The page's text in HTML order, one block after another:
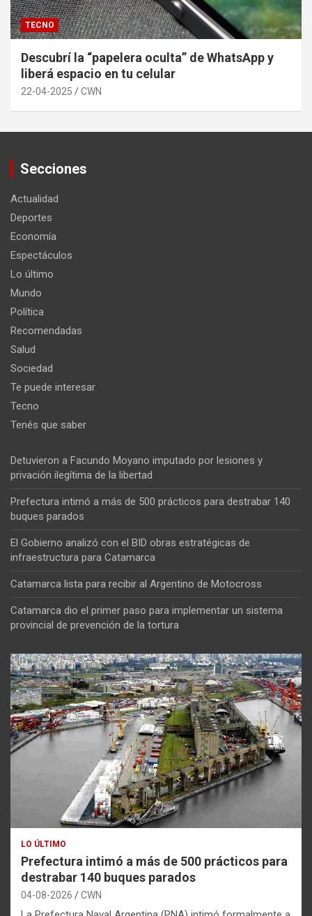
TECNO
Descubrí la “papelera oculta” de WhatsApp y
liberá espacio en tu celular
22-04-2025 CWN
Secciones
Actualidad
Deportes
Economía
Espectáculos
Lo último
Mundo
Política
Recomendadas
Salud
Sociedad
Te puede interesar
Tecno
Tenés que saber
Detuvieron a Facundo Moyano imputado por lesiones y
privación ilegítima de la libertad
Prefectura intimó a más de 500 prácticos para destrabar 140
buques parados
El Gobierno analizó con el BID obras estratégicas de
infraestructura para Catamarca
Catamarca lista para recibir al Argentino de Motocross
Catamarca dio el primer paso para implementar un sistema
provincial de prevención de la tortura
LO ÚLTIMO
Prefectura intimó a más de 500 prácticos para
destrabar 140 buques parados
04-08-2026 CWN